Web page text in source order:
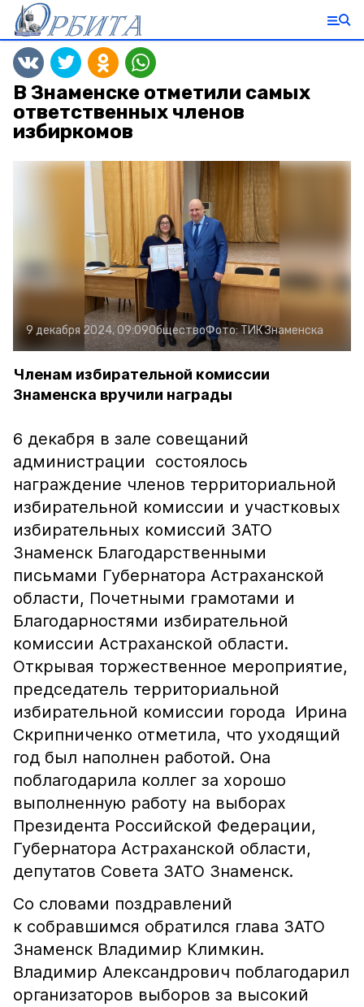
В Знаменске отметили самых
ответственных членов
избиркомов
9 декабря 2024, 09:09ОбществоФото:ТИК Знаменска
Членам избирательной комиссии
Знаменска вручили награды
6 декабря в зале совещаний
администрации состоялось
награждение членов территориальной
избирательной комиссии и участковых
избирательных комиссий ЗАТО
Знаменск Благодарственными
письмами Губернатора Астраханской
области, Почетными грамотами и
Благодарностями избирательной
комиссии Астраханской области.
Открывая торжественное мероприятие,
председатель территориальной
избирательной комиссии города Ирина
Скрипниченко отметила, что уходящий
год был наполнен работой. Она
поблагодарила коллег за хорошо
выполненную работу на выборах
Президента Российской Федерации,
Губернатора Астраханской области,
депутатов Совета ЗАТО Знаменск.
Со словами поздравлений
к собравшимся обратился глава ЗАТО
Знаменск Владимир Климкин.
Владимир Александрович поблагодарил
организаторов выборов за высокий